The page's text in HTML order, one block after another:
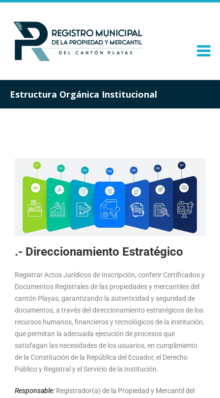
Estructura Orgánica Institucional
.- Direccionamiento Estratégico
Registrar Actos Jurídicos de Inscripción, conferir Certificados y
Documentos Registrales de las propiedades y mercantiles del
cantón Playas, garantizando la autenticidad y seguridad de
documentos, a través del direccionamiento estratégicos de los
recursos humanos, financieros y tecnológicos de la institución,
que permitan la adecuada ejecución de procesos que
satisfagan las necesidades de los usuarios, en cumplimiento
de la Constitución de la República del Ecuador, el Derecho
Público y Registral y el Servicio de la Institución.
Responsable: Registrador(a) de la Propiedad y Mercantil del